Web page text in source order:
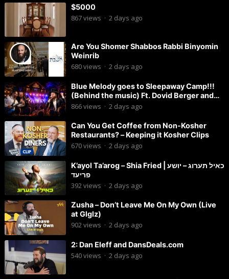
$5000
867views · 2 days ago
Are You Shomer Shabbos Rabbi Binyomin
Weinrib
680views · 2 days ago
Blue Melody goes to Sleepaway Camp!!!
(Behind the music) Ft. Dovid Berger and
Chaim Brown
866views · 2 days ago
Can You Get Coffee from Non-Kosher
Restaurants? – Keeping it Kosher Clips
670views · 2 days ago
K’ayol Ta’arog – Shia Fried | כאיל תערוג – יושע
פריעד
392views · 2 days ago
Zusha – Don’t Leave Me On My Own (Live
at Glglz)
902views · 2 days ago
2: Dan Eleff and DansDeals.com
540views · 2 days ago